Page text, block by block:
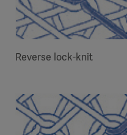
Reverse lock-knit